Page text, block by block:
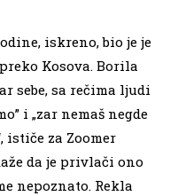
iskreno, bio je je
Kosova. Borila
sebe, sa rečima ljudi
i „zar nemaš negde
ističe za Zoomer
da je privlači ono
nepoznato. Rekla